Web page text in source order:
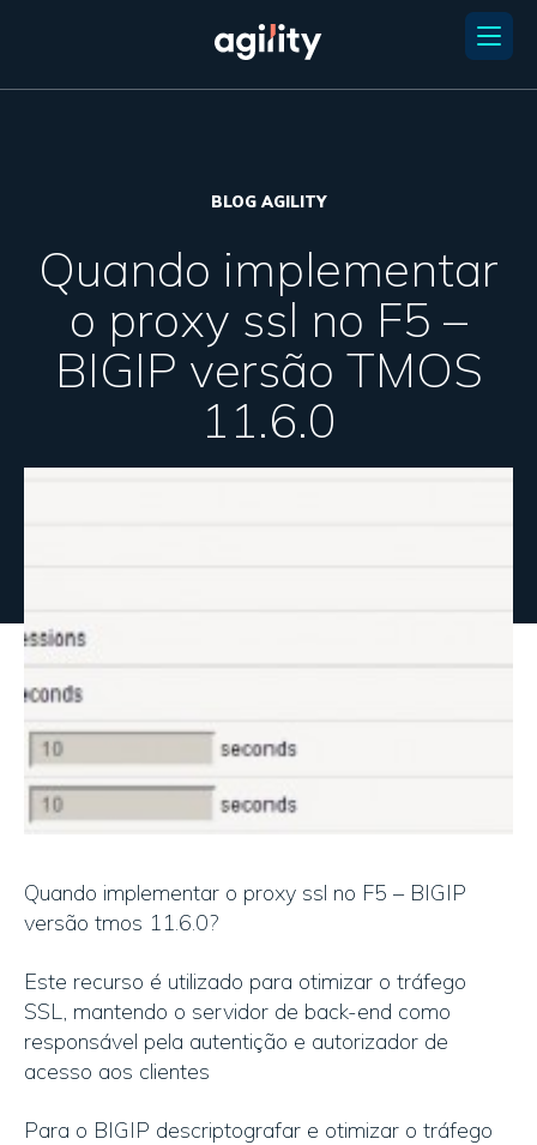
BLOG AGILITY
Quando implementar
o proxy ssl no F5 –
BIGIP versão TMOS
11.6.0
Quando implementar o proxy ssl no F5 – BIGIP
versão tmos 11.6.0?
Este recurso é utilizado para otimizar o tráfego
SSL, mantendo o servidor de back-end como
responsável pela autentição e autorizador de
acesso aos clientes
Para o BIGIP descriptografar e otimizar o tráfego